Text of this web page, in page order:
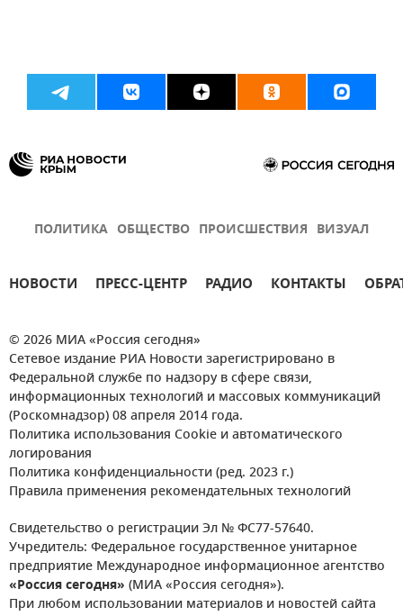
ПОЛИТИКА ОБЩЕСТВО ПРОИСШЕСТВИЯ ВИЗУАЛ
НОВОСТИ ПРЕСС-ЦЕНТР РАДИО КОНТАКТЫ
© 2026 МИА «Россия сегодня»
Сетевое издание РИА Новости зарегистрировано в
Федеральной службе по надзору в сфере связи,
информационных технологий и массовых коммуникаций
(Роскомнадзор) 08 апреля 2014 года.
Политика использования Cookie и автоматического
логирования
Политика конфиденциальности (ред. 2023 г.)
Правила применения рекомендательных технологий
Свидетельство о регистрации Эл № ФС77-57640.
Учредитель: Федеральное государственное унитарное
предприятие Международное информационное агентство
«Россия сегодня» (МИА «Россия сегодня»).
При любом использовании материалов и новостей сайта